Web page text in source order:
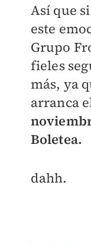
Así que
este
Grupo
fieles
más, ya
arranca
Boletea.
dahh.